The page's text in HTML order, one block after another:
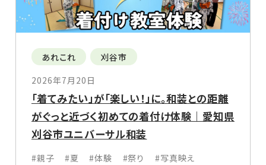
あれこれ
刈谷市
2026年7月20日
「着てみたい」が「楽しい！」に。和装との距離
がぐっと近づく初めての着付け体験｜愛知県
刈谷市ユニバーサル和装
#親子 #夏 #体験 #祭り
#写真映え